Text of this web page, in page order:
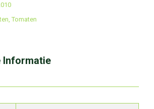
Tomaten
Informatie